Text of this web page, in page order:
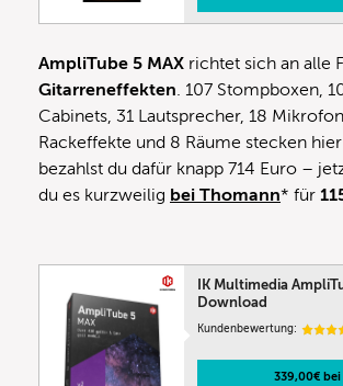
AmpliTube 5 MAX richtet sich an alle
Gitarreneffekten. 107 Stompboxen,
Cabinets, 31 Lautsprecher, 18
Rackeffekte und 8 Räume stecken
bezahlst du dafür knapp 714 Euro –
du es kurzweilig bei Thomann* für
IK Multimedia
Download
Kundenbewertung:
339,00€ bei